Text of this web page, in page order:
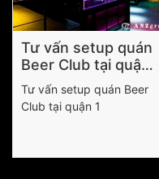
Tư vấn setup quán
Beer Club tại quận
1
Tư vấn setup quán Beer
Club tại quận 1